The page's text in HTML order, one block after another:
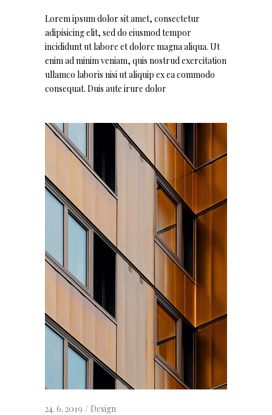
Lorem ipsum dolor sit amet, consectetur
adipisicing elit, sed do eiusmod tempor
incididunt ut labore et dolore magna aliqua. Ut
enim ad minim veniam, quis nostrud exercitation
ullamco laboris nisi ut aliquip ex ea commodo
consequat. Duis aute irure dolor
24. 6. 2019 Design